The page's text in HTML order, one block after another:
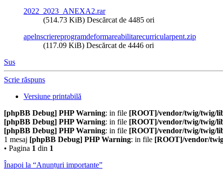
2022_2023_ANEXA2.rar
(514.73 KiB) Descărcat de 4485 ori
apelnscriereprogramdeformareabilitarecurricularpent.zip
(117.09 KiB) Descărcat de 4446 ori
Sus
Scrie răspuns
Versiune printabilă
[phpBB Debug] PHP Warning: in file [ROOT]/vendor/twig/twig/
[phpBB Debug] PHP Warning: in file [ROOT]/vendor/twig/twig/
[phpBB Debug] PHP Warning: in file [ROOT]/vendor/twig/twig/
1 mesaj [phpBB Debug] PHP Warning: in file [ROOT]/vendor/
• Pagina 1 din 1
Înapoi la “Anunțuri importante”